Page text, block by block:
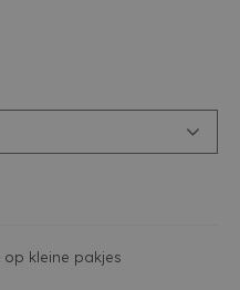
kleine pakjes